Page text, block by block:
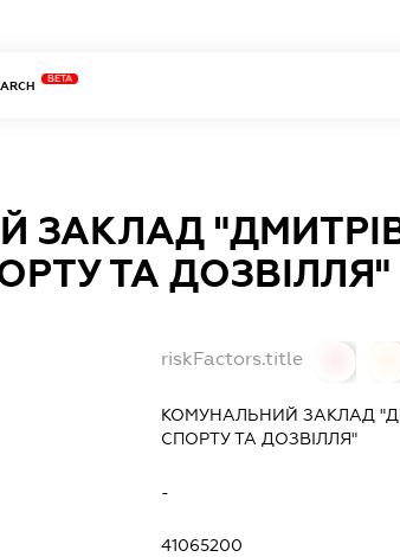
BETA
ЗАКЛАД
ТА ДОЗВІЛЛЯ"
riskFactors.title
КОМУНАЛЬНИЙ ЗАКЛАД
СПОРТУ ТА ДОЗВІЛЛЯ"
-
41065200